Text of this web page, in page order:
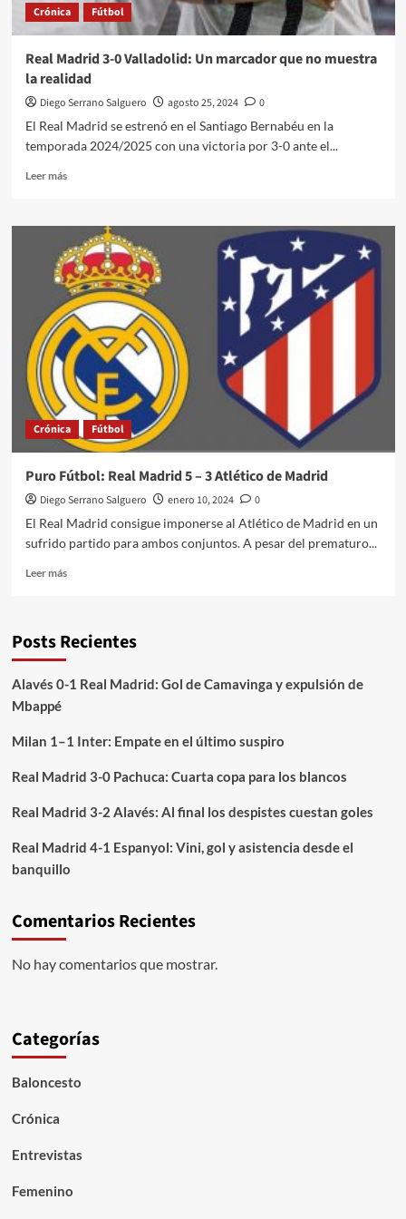
Crónica Fútbol
Real Madrid 3-0 Valladolid: Un marcador que no muestra
la realidad
Diego Serrano Salguero agosto 25, 2024
0
El Real Madrid se estrenó en el Santiago Bernabéu en la
temporada 2024/2025 con una victoria por 3-0 ante el...
Leer másLeer
Real
Madrid
3-
0
Valladolid:
Un
marcador
que
no
muestra
la
realidad
Crónica Fútbol
Puro Fútbol: Real Madrid 5 – 3 Atlético de Madrid
Diego Serrano Salguero enero 10, 2024
0
El Real Madrid consigue imponerse al Atlético de Madrid en un
sufrido partido para ambos conjuntos. A pesar del prematuro...
Leer másLeer
Fútbol:
Real
5
Atlético
Madrid
Posts Recientes
Alavés 0-1 Real Madrid: Gol de Camavinga y expulsión de
Mbappé
Milan 1–1 Inter: Empate en el último suspiro
Real Madrid 3-0 Pachuca: Cuarta copa para los blancos
Real Madrid 3-2 Alavés: Al final los despistes cuestan goles
Real Madrid 4-1 Espanyol: Vini, gol y asistencia desde el
banquillo
Comentarios Recientes
No hay comentarios que mostrar.
Categorías
Baloncesto
Crónica
Entrevistas
Femenino